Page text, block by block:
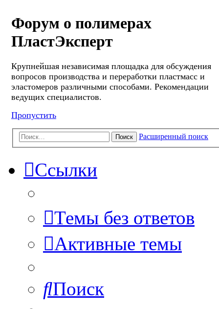
Форум о полимерах
ПластЭксперт
Крупнейшая независимая площадка для обсуждения
вопросов производства и переработки пластмасс и
эластомеров различными способами. Рекомендации
ведущих специалистов.
Пропустить
Поиск Расширенный поиск
Ссылки
Темы без ответов
Активные темы
Поиск